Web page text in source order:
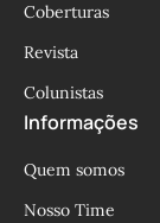
Coberturas
Revista
Colunistas
Informações
Quem somos
Nosso Time